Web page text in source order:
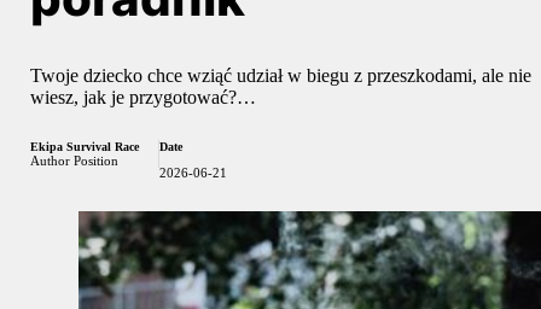
Twoje dziecko chce wziąć udział w biegu z przeszkodami, ale nie
wiesz, jak je przygotować?…
Ekipa Survival Race
Author Position
Date
2026-06-21